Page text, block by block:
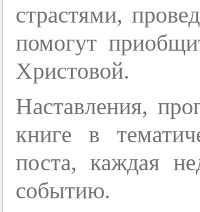
страстями,
помогут
Христовой.
Наставления,
книге в
поста, каждая
событию.